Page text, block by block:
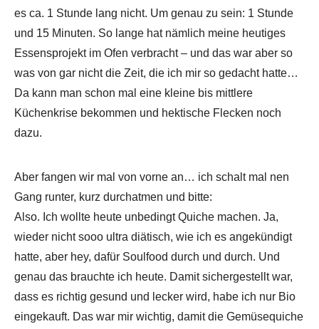
es ca. 1 Stunde lang nicht. Um genau zu sein: 1 Stunde
und 15 Minuten. So lange hat nämlich meine heutiges
Essensprojekt im Ofen verbracht – und das war aber so
was von gar nicht die Zeit, die ich mir so gedacht hatte…
Da kann man schon mal eine kleine bis mittlere
Küchenkrise bekommen und hektische Flecken noch
dazu.
Aber fangen wir mal von vorne an… ich schalt mal nen
Gang runter, kurz durchatmen und bitte:
Also. Ich wollte heute unbedingt Quiche machen. Ja,
wieder nicht sooo ultra diätisch, wie ich es angekündigt
hatte, aber hey, dafür Soulfood durch und durch. Und
genau das brauchte ich heute. Damit sichergestellt war,
dass es richtig gesund und lecker wird, habe ich nur Bio
eingekauft. Das war mir wichtig, damit die Gemüsequiche